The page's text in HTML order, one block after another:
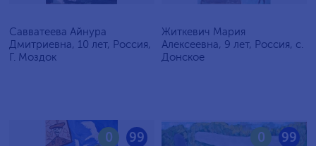
Савватеева Айнура
Дмитриевна, 10 лет, Россия,
Г. Моздок
Житкевич Мария
Алексеевна, 9 лет, Россия, c.
Донское
99
0 99
0